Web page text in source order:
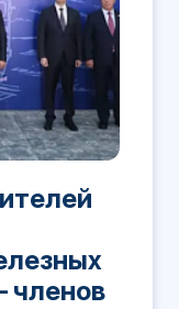
членов